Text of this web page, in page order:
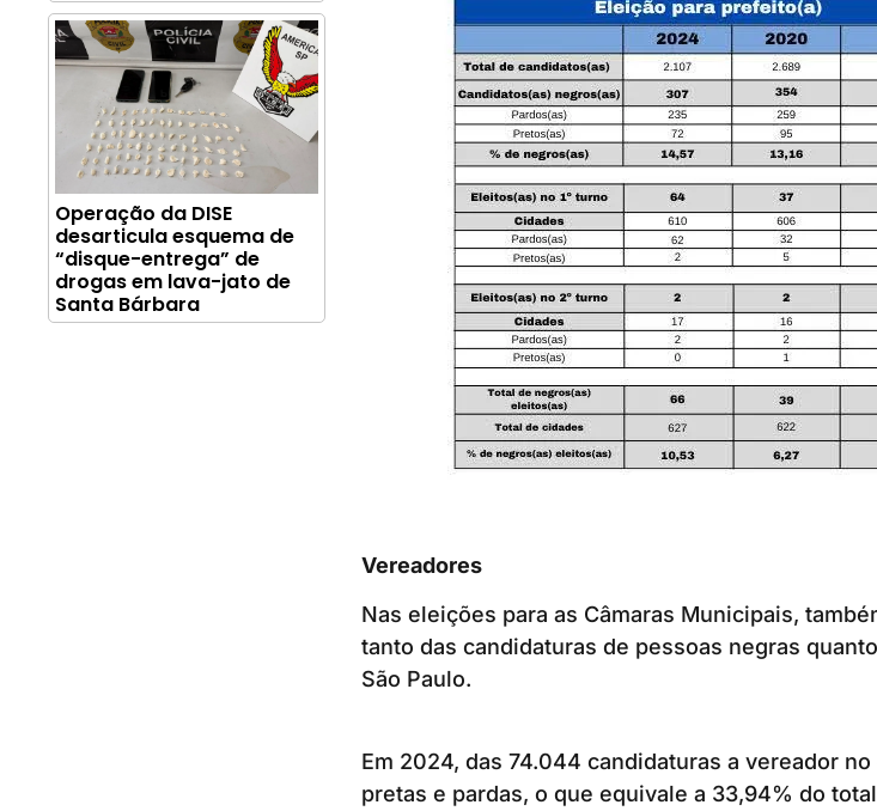
Operação da DISE
desarticula esquema de
“disque-entrega” de
drogas em lava-jato de
Santa Bárbara
Vereadores
Nas eleições para as Câmaras Municipais,
tanto das candidaturas de pessoas negras
São Paulo.
Em 2024, das 74.044 candidaturas a vereador
pretas e pardas, o que equivale a 33,94% do